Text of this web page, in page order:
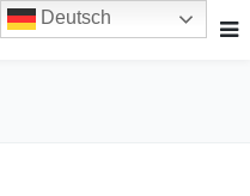
Deutsch